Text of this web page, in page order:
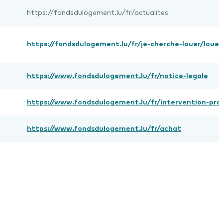
https://fondsdulogement.lu/fr/actualites
https://fondsdulogement.lu/fr/je-cherche-louer/
https://www.fondsdulogement.lu/fr/notice-legale
https://www.fondsdulogement.lu/fr/intervention-
https://www.fondsdulogement.lu/fr/achat